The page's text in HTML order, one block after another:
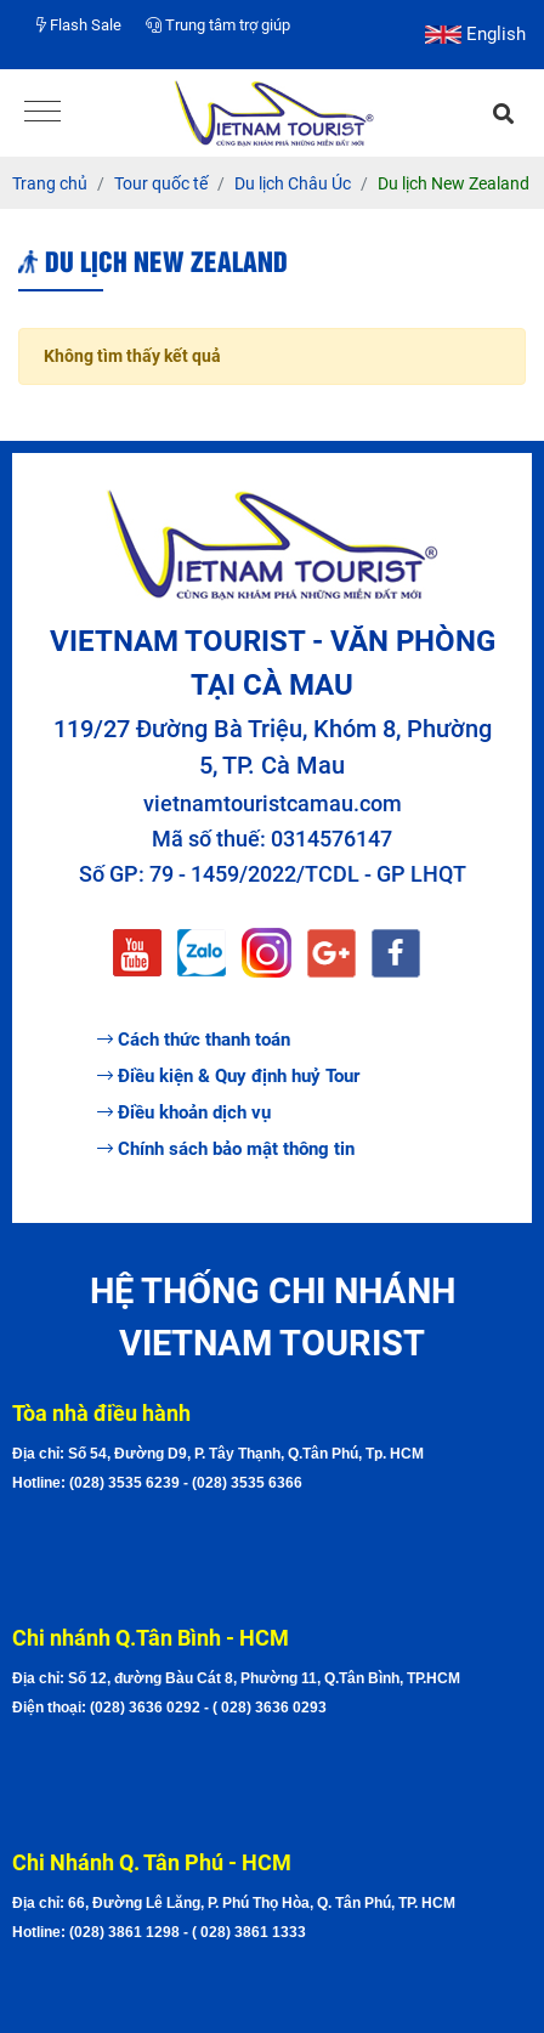
Flash Sale Trung tâm trợ giúp English
Trang chủ Tour quốc tế Du lịch Châu Úc Du lịch New Zealand
DU LỊCH NEW ZEALAND
Không tìm thấy kết quả
VIETNAM TOURIST - VĂN PHÒNG
TẠI CÀ MAU
119/27 Đường Bà Triệu, Khóm 8, Phường
5, TP. Cà Mau
vietnamtouristcamau.com
Mã số thuế: 0314576147
Số GP: 79 - 1459/2022/TCDL - GP LHQT
Cách thức thanh toán
Điều kiện & Quy định huỷ Tour
Điều khoản dịch vụ
Chính sách bảo mật thông tin
HỆ THỐNG CHI NHÁNH
VIETNAM TOURIST
Tòa nhà điều hành
Địa chỉ: Số 54, Đường D9, P. Tây Thạnh, Q.Tân Phú, Tp. HCM
Hotline: (028) 3535 6239 - (028) 3535 6366
Chi nhánh Q.Tân Bình - HCM
Địa chỉ: Số 12, đường Bàu Cát 8, Phường 11, Q.Tân Bình, TP.HCM
Điện thoại: (028) 3636 0292 - ( 028) 3636 0293
Chi Nhánh Q. Tân Phú - HCM
Địa chỉ: 66, Đường Lê Lăng, P. Phú Thọ Hòa, Q. Tân Phú, TP. HCM
Hotline: (028) 3861 1298 - ( 028) 3861 1333